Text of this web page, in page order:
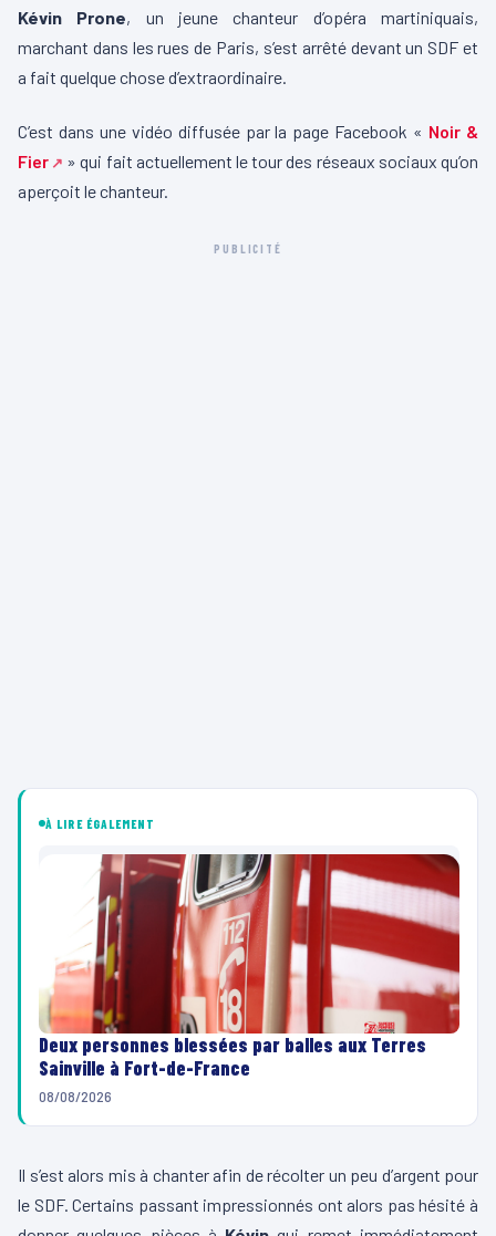
Kévin Prone, un jeune chanteur d’opéra martiniquais,
marchant dans les rues de Paris, s’est arrêté devant un SDF et
a fait quelque chose d’extraordinaire.
C’est dans une vidéo diffusée par la page Facebook « Noir &
Fier
» qui fait actuellement le tour des réseaux sociaux qu’on
aperçoit le chanteur.
PUBLICITÉ
À LIRE ÉGALEMENT
Deux personnes blessées par balles aux Terres
Sainville à Fort-de-France
08/08/2026
Il s’est alors mis à chanter afin de récolter un peu d’argent pour
le SDF. Certains passant impressionnés ont alors pas hésité à